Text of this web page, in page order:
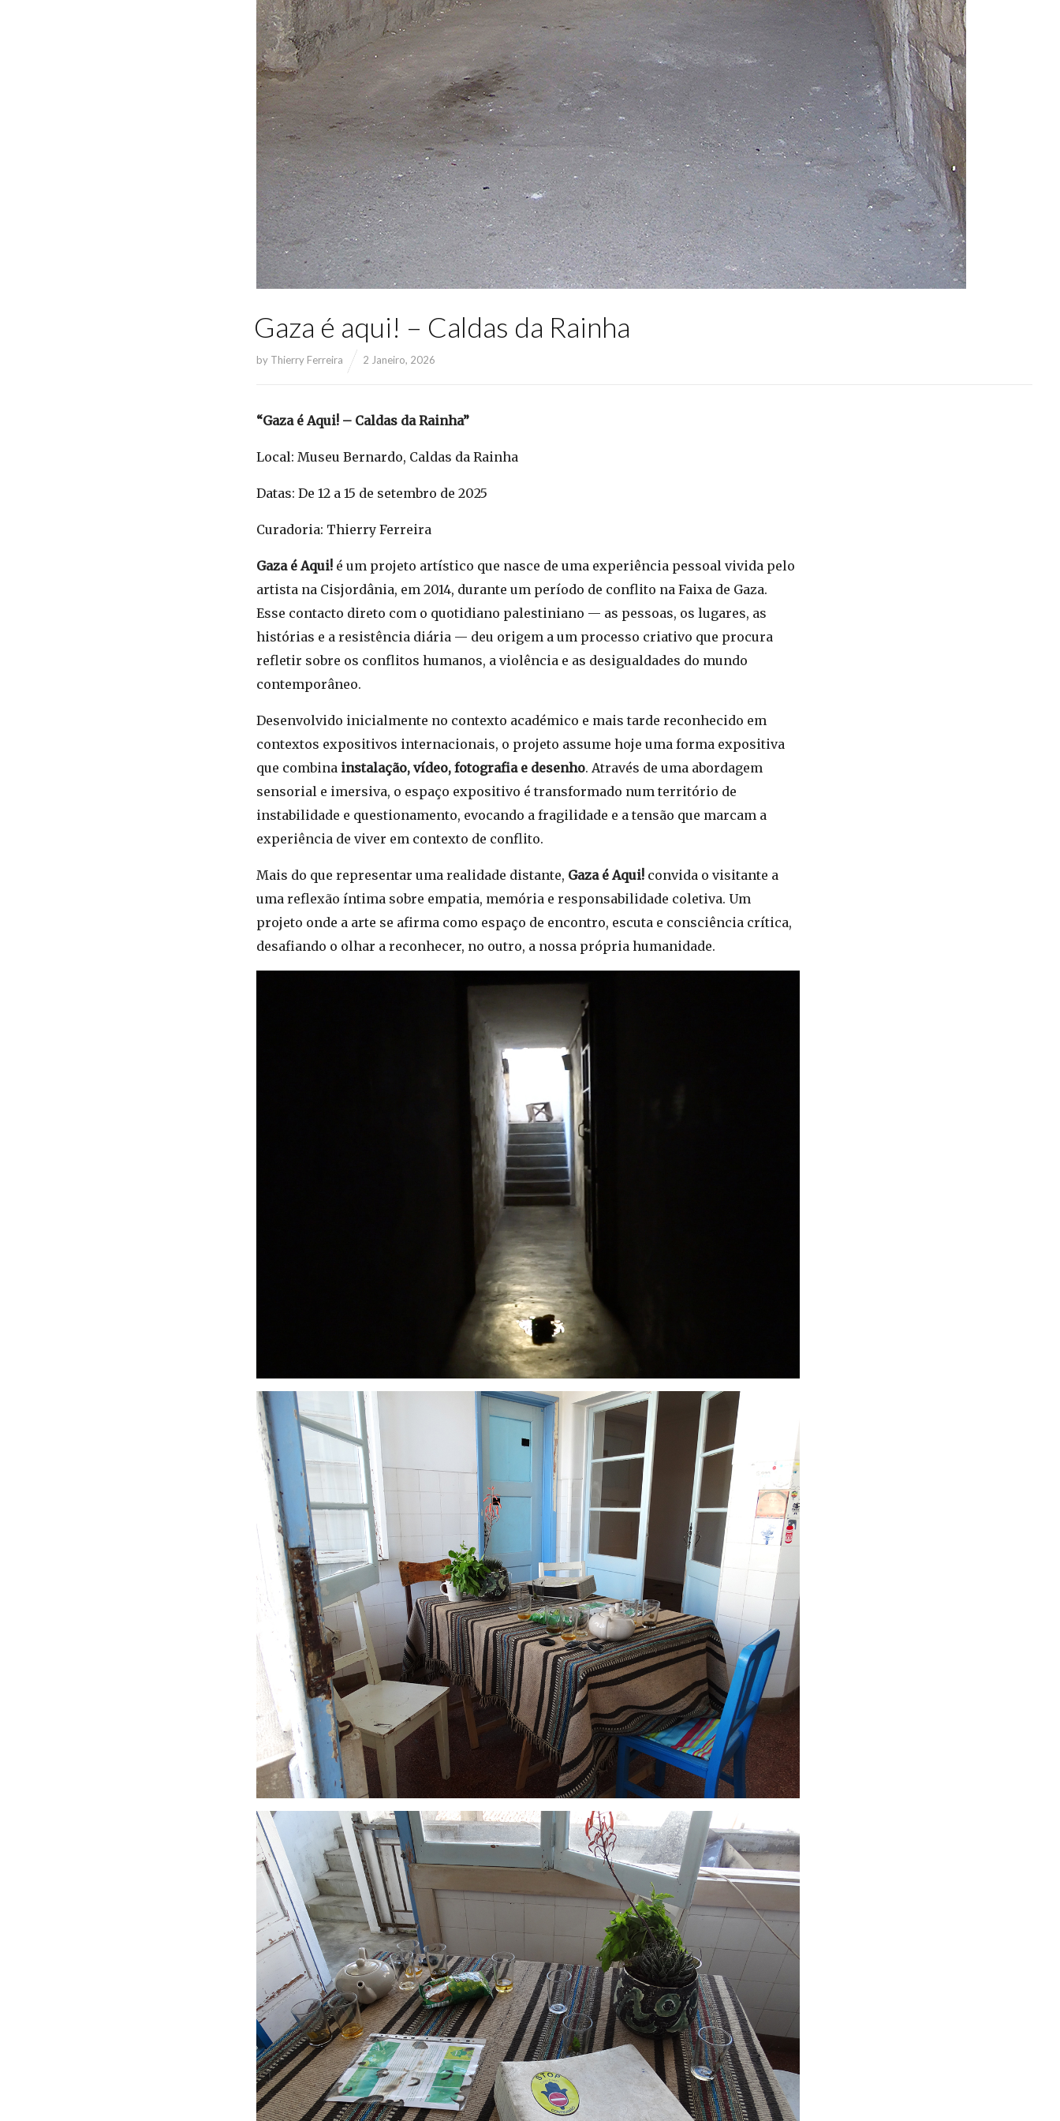
Gaza é aqui! – Caldas da Rainha
by Thierry Ferreira 2 Janeiro, 2026
“Gaza é Aqui! – Caldas da Rainha”
Local: Museu Bernardo, Caldas da Rainha
Datas: De 12 a 15 de setembro de 2025
Curadoria: Thierry Ferreira
Gaza é Aqui! é um projeto artístico que nasce de uma experiência pessoal vivida pelo
artista na Cisjordânia, em 2014, durante um período de conflito na Faixa de Gaza.
Esse contacto direto com o quotidiano palestiniano — as pessoas, os lugares, as
histórias e a resistência diária — deu origem a um processo criativo que procura
refletir sobre os conflitos humanos, a violência e as desigualdades do mundo
contemporâneo.
Desenvolvido inicialmente no contexto académico e mais tarde reconhecido em
contextos expositivos internacionais, o projeto assume hoje uma forma expositiva
que combina instalação, vídeo, fotografia e desenho. Através de uma abordagem
sensorial e imersiva, o espaço expositivo é transformado num território de
instabilidade e questionamento, evocando a fragilidade e a tensão que marcam a
experiência de viver em contexto de conflito.
Mais do que representar uma realidade distante, Gaza é Aqui! convida o visitante a
uma reflexão íntima sobre empatia, memória e responsabilidade coletiva. Um
projeto onde a arte se afirma como espaço de encontro, escuta e consciência crítica,
desafiando o olhar a reconhecer, no outro, a nossa própria humanidade.